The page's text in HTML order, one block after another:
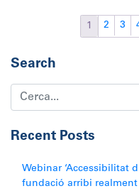
1 2 3
Search
Recent Posts
Webinar ‘Accessibilitat
fundació arribi realment